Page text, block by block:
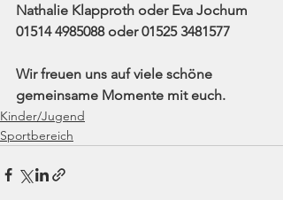
Nathalie Klapproth oder Eva Jochum
01514 4985088 oder 01525 3481577
Wir freuen uns auf viele schöne
gemeinsame Momente mit euch.
Kinder/Jugend
Sportbereich